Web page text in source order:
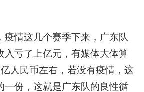
疫情这几个赛季下来，广东队
入亏了上亿元，有媒体大体算
人民币左右，若没有疫情，这
一份，这就是广东队的良性循